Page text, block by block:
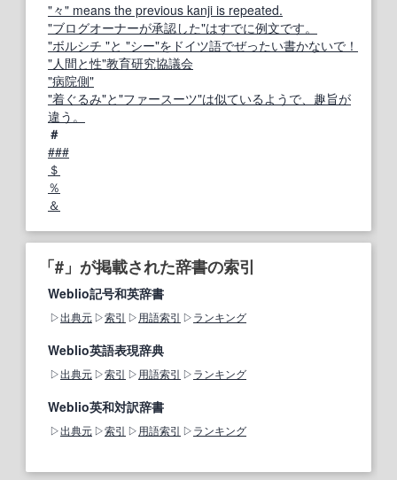
"々" means the previous kanji is repeated.
"ブログオーナーが承認した"はすでに例文です。
"ボルシチ "と "シー"をドイツ語でぜったい書かないで！
"人間と性"教育研究協議会
"病院側"
"着ぐるみ"と"ファースーツ"は似ているようで、趣旨が
違う。
＃
###
＄
％
＆
「#」が掲載された辞書の索引
Weblio記号和英辞書
出典元 索引 用語索引 ランキング
Weblio英語表現辞典
出典元 索引 用語索引 ランキング
Weblio英和対訳辞書
出典元 索引 用語索引 ランキング